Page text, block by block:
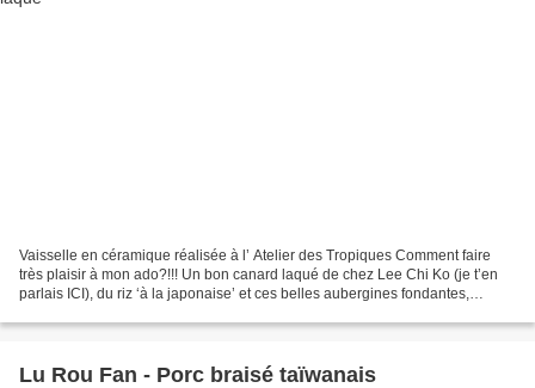
Vaisselle en céramique réalisée à l’ Atelier des Tropiques Comment faire
très plaisir à mon ado?!!! Un bon canard laqué de chez Lee Chi Ko (je t’en
parlais ICI), du riz ‘à la japonaise’ et ces belles aubergines fondantes,
Lu Rou Fan - Porc braisé taïwanais